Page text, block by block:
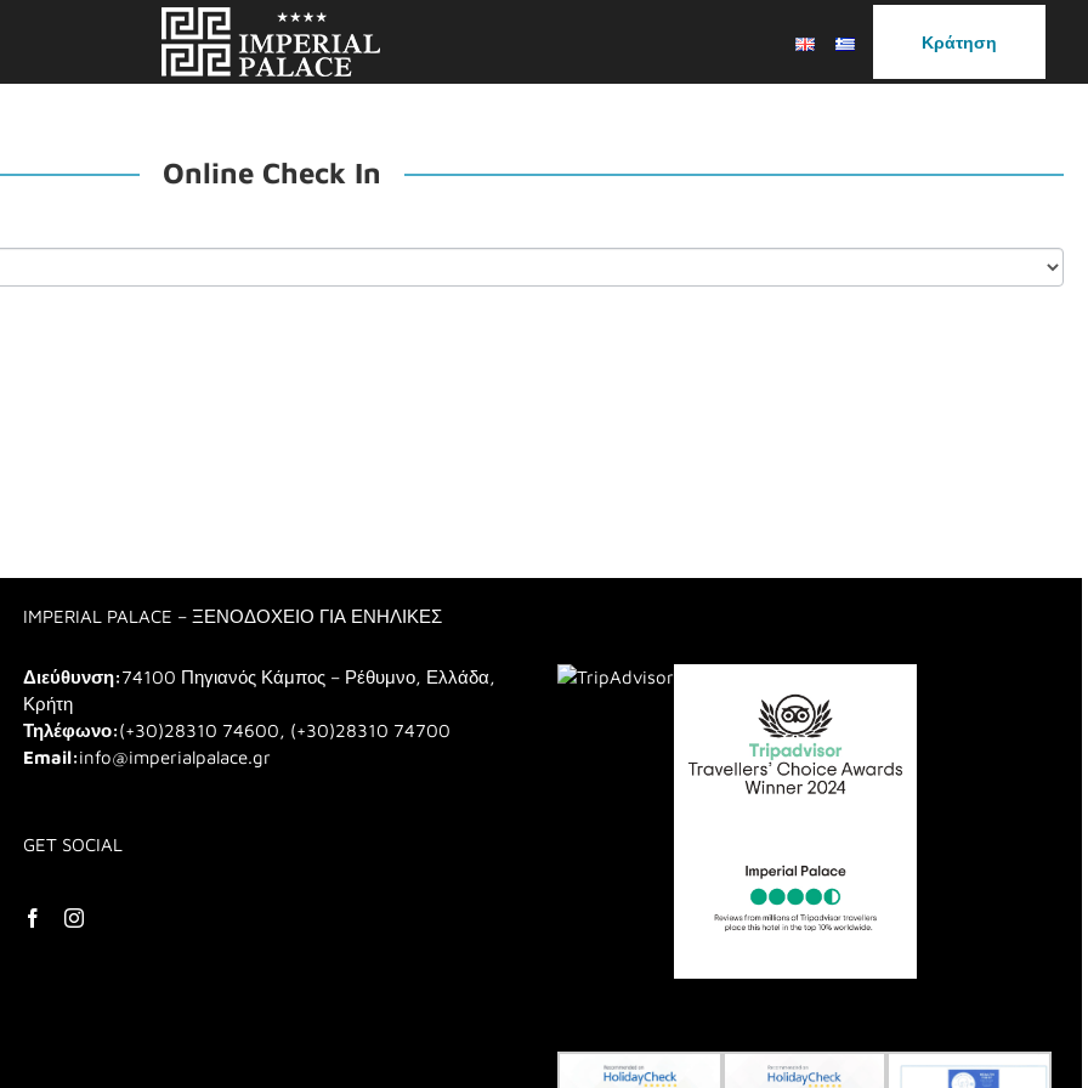
Κράτηση
Online Check In
IMPERIAL PALACE – ΞΕΝΟΔΟΧΕΙΟ ΓΙΑ ΕΝΗΛΙΚΕΣ
Διεύθυνση:74100 Πηγιανός Κάμπος – Ρέθυμνο, Ελλάδα,
Κρήτη
Τηλέφωνο:(+30)28310 74600, (+30)28310 74700
Email:info@imperialpalace.gr
GET SOCIAL